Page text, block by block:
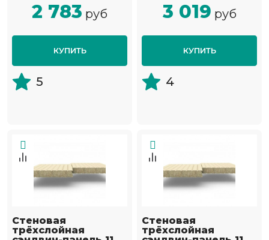
2 783 руб
КУПИТЬ
5
3 019 руб
КУПИТЬ
4
Стеновая
трёхслойная
Стеновая
трёхслойная